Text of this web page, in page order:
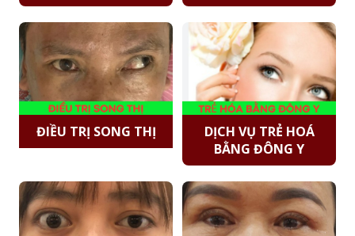
ĐIỀU TRỊ SONG THỊ
DỊCH VỤ TRẺ HOÁ
BẰNG ĐÔNG Y